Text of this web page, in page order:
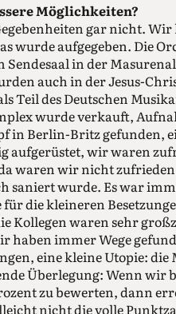
Möglichkeiten?
gar nicht.
wurde aufgegeben. Die
in der
auch in der Jesus-
Teil des Deutschen
wurde verkauft,
in Berlin-Britz gefunden,
aufgerüstet, wir waren
waren wir nicht
saniert wurde. Es war
die kleineren
Kollegen waren sehr
haben immer Wege
eine kleine Utopie: die
Überlegung: Wenn wir
zu bewerten, dann
nicht die volle